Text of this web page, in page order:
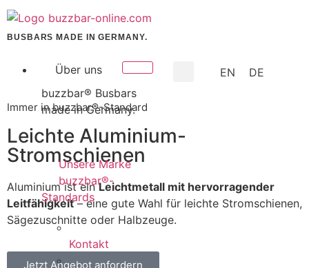
BUSBARS MADE IN GERMANY.
Über uns
buzzbar® Busbars
made in Germany.
Unsere Marke
buzzbar®-
Standards
Kontakt
EN DE
Immer in buzzbar®-Standard
Leichte Aluminium-
Stromschienen
Aluminium ist einLeichtmetall mit hervorragender
Leitfähigkeit– eine gute Wahl für leichte Stromschienen,
Sägezuschnitte oder Halbzeuge.
Jetzt Angebot anfordern